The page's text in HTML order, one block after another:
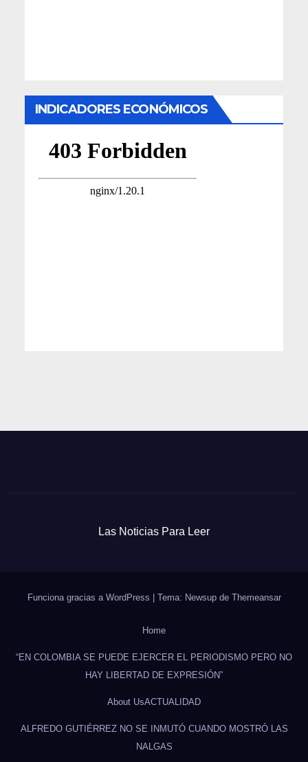
INDICADORES ECONÓMICOS
Las Noticias Para Leer
Funciona gracias a WordPress Tema: Newsup de Themeansar
Home
“EN COLOMBIA SE PUEDE EJERCER EL PERIODISMO PERO NO
HAY LIBERTAD DE EXPRESIÓN”
About UsACTUALIDAD
ALFREDO GUTIÉRREZ NO SE INMUTÓ CUANDO MOSTRÓ LAS
NALGAS